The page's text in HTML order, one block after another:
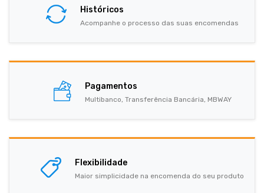
Históricos
Acompanhe o processo das suas encomendas
Pagamentos
Multibanco, Transferência Bancária, MBWAY
Flexibilidade
Maior simplicidade na encomenda do seu produto